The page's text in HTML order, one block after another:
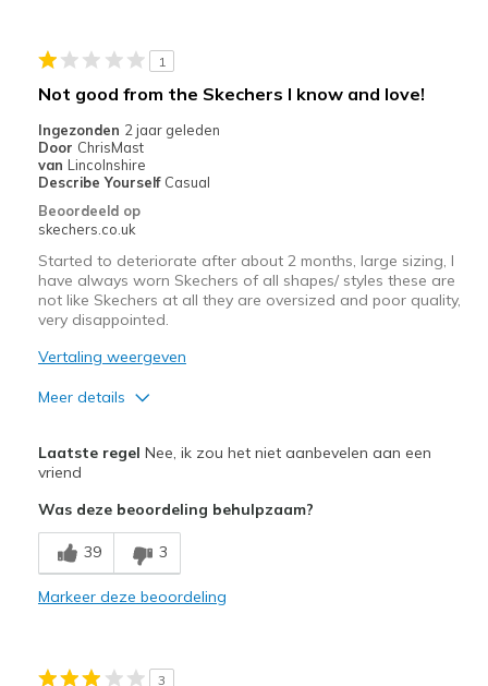
1
Not good from the Skechers I know and love!
Ingezonden 2 jaar geleden
Door ChrisMast
van Lincolnshire
Describe Yourself Casual
Beoordeeld op
skechers.co.uk
Started to deteriorate after about 2 months, large sizing, I
have always worn Skechers of all shapes/ styles these are
not like Skechers at all they are oversized and poor quality,
very disappointed.
Vertaling weergeven
Meer details
Poor Quality
Wear Out Quickly
Beste toepassingen
Casual Wear
Sizing
Feels half size too big
Laatste regel Nee, ik zou het niet aanbevelen aan een
vriend
Was deze beoordeling behulpzaam?
39 3
Markeer deze beoordeling
3